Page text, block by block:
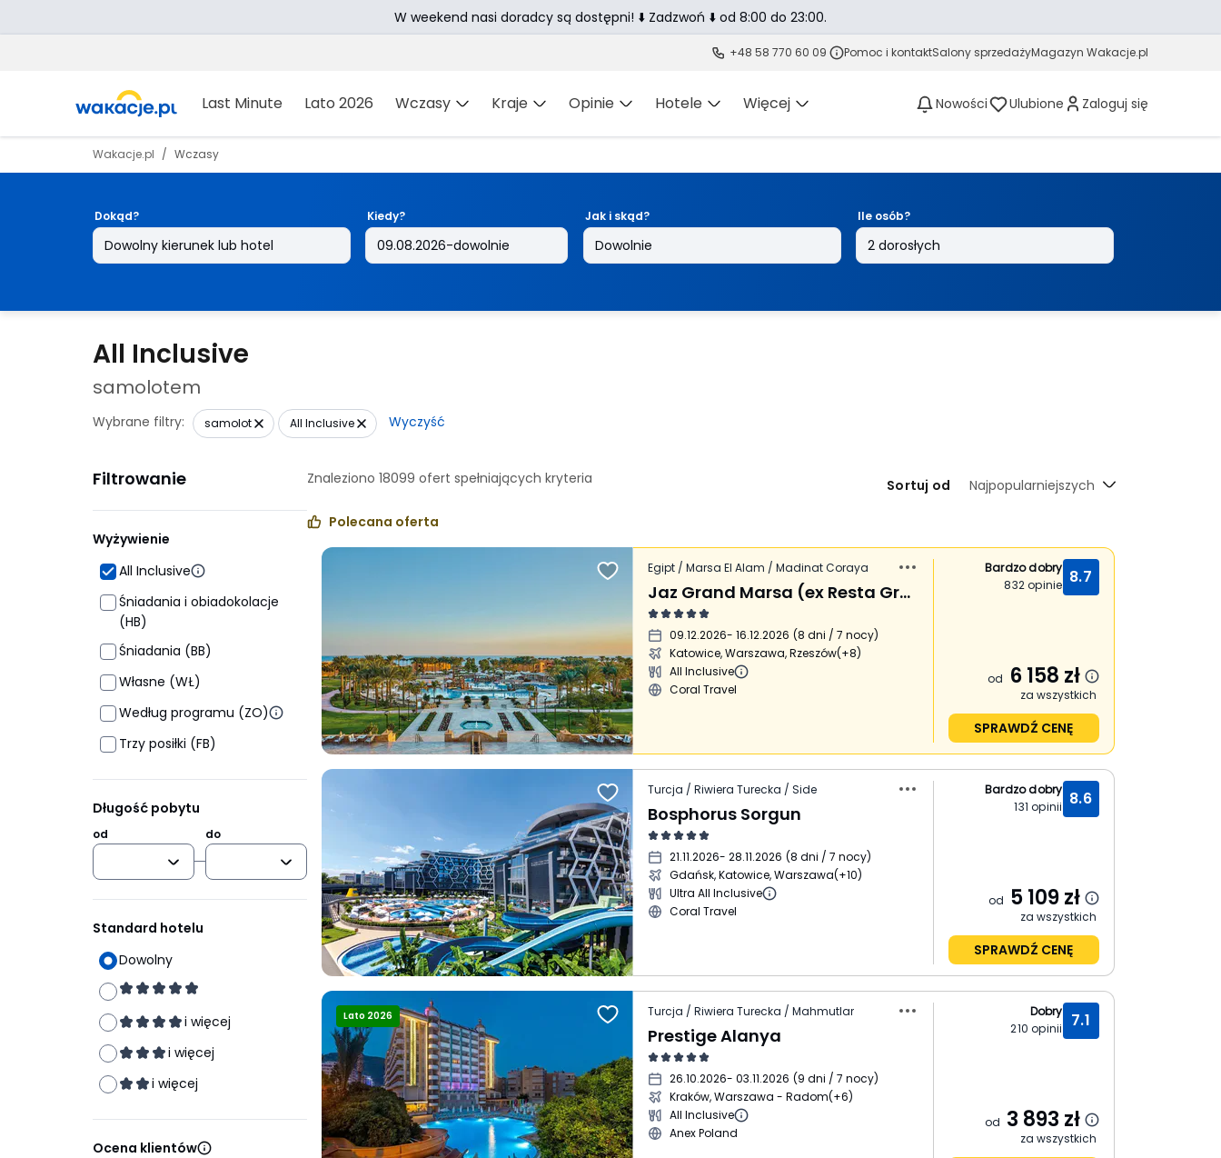
+48 58 770 60 09 Pomoc i kontaktSalony sprzedażyMagazyn Wakacje.pl
Last Minute Lato 2026 Wczasy Kraje Opinie Hotele Więcej Nowości Ulubione Zaloguj się
Wakacje.pl Wczasy
Dokąd? Kiedy? Jak i skąd? Ile osób?
All Inclusive
samolotem
Wybrane filtry: samolot All Inclusive Wyczyść
Filtrowanie
Wyżywienie
All Inclusive
Śniadania i obiadokolacje
(HB)
Śniadania (BB)
Własne (WŁ)
Według programu (ZO)
Trzy posiłki (FB)
Długość pobytu
od do
Standard hotelu
Dowolny
i więcej
i więcej
i więcej
Ocena klientów
Znaleziono 18099 ofert spełniających kryteria Sortuj od
Najpopularniejszych
Polecana oferta
Egipt / Marsa El Alam / Madinat Coraya
Jaz Grand Marsa (ex Resta Grand Resort)
09.12.2026- 16.12.2026 (8 dni / 7 nocy)
Katowice, Warszawa, Rzeszów(+8)
All Inclusive
Coral Travel
8.7
Bardzo dobry
832opinie
od 6 158 zł
za wszystkich
SPRAWDŹ CENĘ
Turcja / Riwiera Turecka / Side
Bosphorus Sorgun
21.11.2026- 28.11.2026 (8 dni / 7 nocy)
Gdańsk, Katowice, Warszawa(+10)
Ultra All Inclusive
Coral Travel
8.6
Bardzo dobry
131 opinii
od 5 109 zł
za wszystkich
SPRAWDŹ CENĘ
Lato 2026 Turcja / Riwiera Turecka / Mahmutlar
Prestige Alanya
26.10.2026- 03.11.2026 (9 dni / 7 nocy)
Kraków, Warszawa - Radom(+6)
All Inclusive
Anex Poland
7.1
Dobry
210 opinii
od 3 893 zł
za wszystkich
W weekend nasi doradcy są dostępni! ⬇️ Zadzwoń ⬇️ od 8:00 do 23:00.